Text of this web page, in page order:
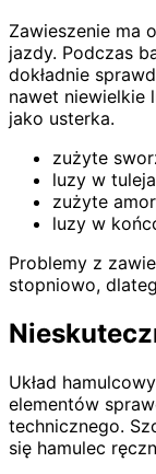
Zawieszenie ma
jazdy. Podczas
dokładnie
nawet niewielkie
jako usterka.
zużyte
luzy w
zużyte
luzy w
Problemy z
stopniowo,
Układ
elementów
technicznego.
się hamulec